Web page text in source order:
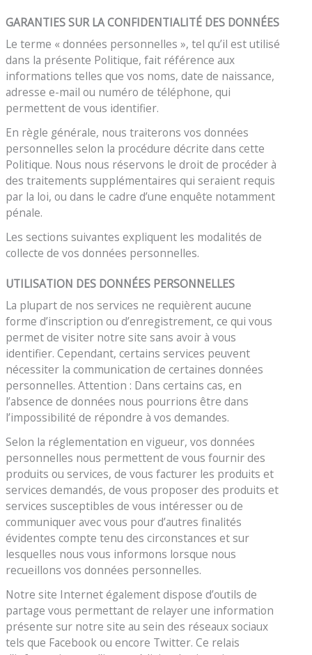
GARANTIES SUR LA CONFIDENTIALITÉ DES DONNÉES
Le terme « données personnelles », tel qu’il est utilisé
dans la présente Politique, fait référence aux
informations telles que vos noms, date de naissance,
adresse e-mail ou numéro de téléphone, qui
permettent de vous identifier.
En règle générale, nous traiterons vos données
personnelles selon la procédure décrite dans cette
Politique. Nous nous réservons le droit de procéder à
des traitements supplémentaires qui seraient requis
par la loi, ou dans le cadre d’une enquête notamment
pénale.
Les sections suivantes expliquent les modalités de
collecte de vos données personnelles.
UTILISATION DES DONNÉES PERSONNELLES
La plupart de nos services ne requièrent aucune
forme d’inscription ou d’enregistrement, ce qui vous
permet de visiter notre site sans avoir à vous
identifier. Cependant, certains services peuvent
nécessiter la communication de certaines données
personnelles. Attention : Dans certains cas, en
l’absence de données nous pourrions être dans
l’impossibilité de répondre à vos demandes.
Selon la réglementation en vigueur, vos données
personnelles nous permettent de vous fournir des
produits ou services, de vous facturer les produits et
services demandés, de vous proposer des produits et
services susceptibles de vous intéresser ou de
communiquer avec vous pour d’autres finalités
évidentes compte tenu des circonstances et sur
lesquelles nous vous informons lorsque nous
recueillons vos données personnelles.
Notre site Internet également dispose d’outils de
partage vous permettant de relayer une information
présente sur notre site au sein des réseaux sociaux
tels que Facebook ou encore Twitter. Ce relais